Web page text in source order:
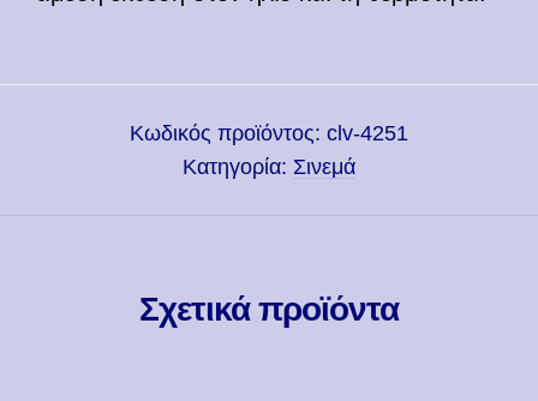
Κωδικός προϊόντος: clv-4251
Κατηγορία: Σινεμά
Σχετικά προϊόντα